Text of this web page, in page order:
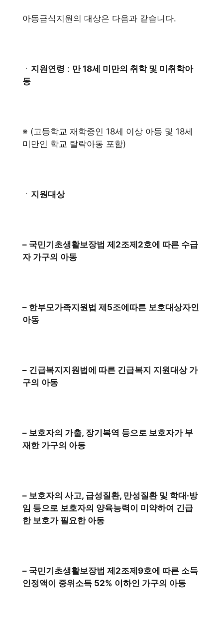
아동급식지원의 대상은 다음과 같습니다.
ㆍ 지원연령 : 만 18세 미만의 취학 및 미취학아
동
※ (고등학교 재학중인 18세 이상 아동 및 18세
미만인 학교 탈락아동 포함)
ㆍ 지원대상
– 국민기초생활보장법 제2조제2호에 따른 수급
자 가구의 아동
– 한부모가족지원법 제5조에따른 보호대상자인
아동
– 긴급복지지원법에 따른 긴급복지 지원대상 가
구의 아동
– 보호자의 가출, 장기복역 등으로 보호자가 부
재한 가구의 아동
– 보호자의 사고, 급성질환, 만성질환 및 학대·방
임 등으로 보호자의 양육능력이 미약하여 긴급
한 보호가 필요한 아동
– 국민기초생활보장법 제2조제9호에 따른 소득
인정액이 중위소득 52% 이하인 가구의 아동